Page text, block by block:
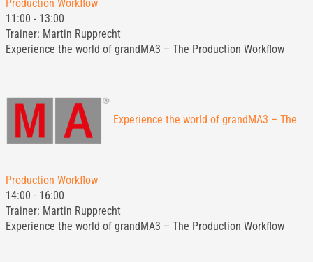
Production Workflow
11:00 - 13:00
Trainer: Martin Rupprecht
Experience the world of grandMA3 – The Production Workflow
Experience the world of grandMA3 – The
Production Workflow
14:00 - 16:00
Trainer: Martin Rupprecht
Experience the world of grandMA3 – The Production Workflow